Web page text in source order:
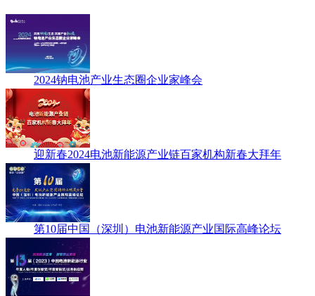
2024钠电池产业生态圈企业家峰会
迎新春2024电池新能源产业链百家机构新春大拜年
第10届中国（深圳）电池新能源产业国际高峰论坛